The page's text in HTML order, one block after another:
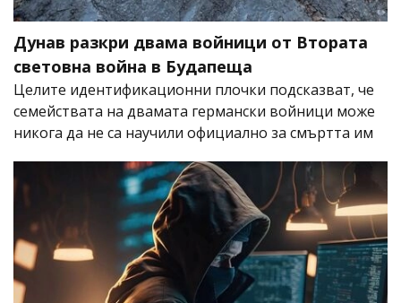
Дунав разкри двама войници от Втората
световна война в Будапеща
Целите идентификационни плочки подсказват, че
семействата на двамата германски войници може
никога да не са научили официално за смъртта им